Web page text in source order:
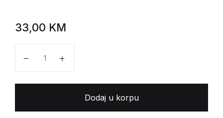
33,00 KM
Dodaj u korpu